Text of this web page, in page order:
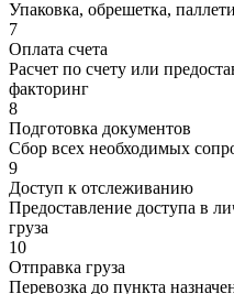
Упаковка, обрешетка,
7
Оплата счета
Расчет по счету или
факторинг
8
Подготовка документов
Сбор всех необходимых
9
Доступ к отслеживанию
Предоставление доступа в
груза
10
Отправка груза
Перевозка до пункта